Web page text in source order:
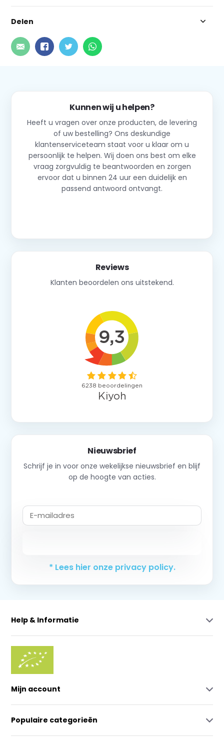
Delen
Kunnen wij u helpen?
Heeft u vragen over onze producten, de levering
of uw bestelling? Ons deskundige
klantenserviceteam staat voor u klaar om u
persoonlijk te helpen. Wij doen ons best om elke
vraag zorgvuldig te beantwoorden en zorgen
ervoor dat u binnen 24 uur een duidelijk en
passend antwoord ontvangt.
Reviews
Klanten beoordelen ons uitstekend.
Nieuwsbrief
Schrijf je in voor onze wekelijkse nieuwsbrief en blijf
op de hoogte van acties.
* Lees hier onze privacy policy.
Help & Informatie
Mijn account
Populaire categorieën